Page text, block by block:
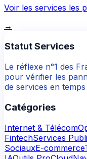
Voir les services les
→
Statut Services
Le réflexe n°1 des
pour vérifier les
de services en
Catégories
Internet & Télécom
FintechServices
SociauxE-commerce